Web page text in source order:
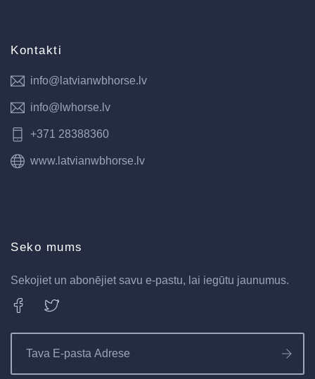
Kontakti
info@latvianwbhorse.lv
info@lwhorse.lv
+371 28388360
www.latvianwbhorse.lv
Seko mums
Sekojiet un abonējiet savu e-pastu, lai iegūtu jaunumus.